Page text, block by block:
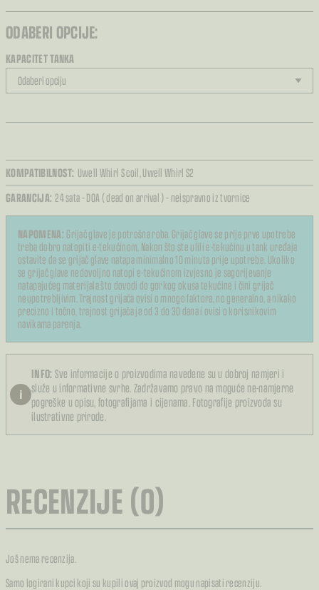
ODABERI OPCIJE:
KAPACITET TANKA
KOMPATIBILNOST: Uwell Whirl S coil,Uwell Whirl S2
GARANCIJA: 24 sata – DOA ( dead on arrival ) – neispravno iz tvornice
NAPOMENA: Grijač glave je potrošna roba. Grijač glave se prije prve upotrebe
treba dobro natopiti e-tekućinom. Nakon što ste ulili e-tekućinu u tank uređaja
ostavite da se grijač glave natapa minimalno 10 minuta prije upotrebe. Ukoliko
se grijač glave nedovoljno natopi e-tekućinom izvjesno je sagorijevanje
natapajućeg materijala što dovodi do gorkog okusa tekućine i čini grijač
neupotrebljivim. Trajnost grijača ovisi o mnogo faktora, no generalno, a nikako
precizno i točno, trajnost grijača je od 3 do 30 dana i ovisi o korisnikovim
navikama parenja.
i
INFO: Sve informacije o proizvodima navedene su u dobroj namjeri i
služe u informativne svrhe. Zadržavamo pravo na moguće ne-namjerne
pogreške u opisu, fotografijama i cijenama. Fotografije proizvoda su
ilustrativne prirode.
RECENZIJE (0)
Još nema recenzija.
Samo logirani kupci koji su kupili ovaj proizvod mogu napisati recenziju.